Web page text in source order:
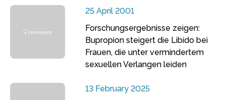
25 April 2001
Forschungsergebnisse zeigen:
Bupropion steigert die Libido bei
Frauen, die unter vermindertem
sexuellen Verlangen leiden
13 February 2025